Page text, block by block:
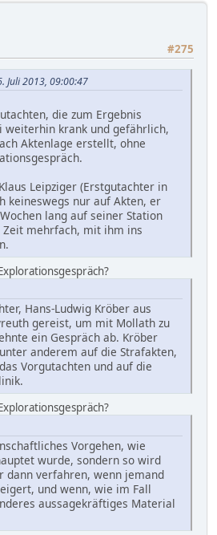
#275
Juli 2013, 09:00:47
die zum Ergebnis
weiterhin krank und gefährlich,
Aktenlage erstellt, ohne
Leipziger (Erstgutachter in
keineswegs nur auf Akten, er
lang auf seiner Station
mehrfach, mit ihm ins
Hans-Ludwig Kröber aus
gereist, um mit Mollath zu
ein Gespräch ab. Kröber
anderem auf die Strafakten,
Vorgutachten und auf die
Vorgehen, wie
wurde, sondern so wird
dann verfahren, wenn jemand
und wenn, wie im Fall
aussagekräftiges Material